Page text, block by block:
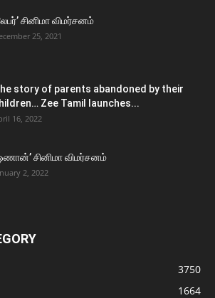
சினிமா விமர்சனம்
25, 2021
story of parents abandoned by their
Zee Tamil launches...
16, 2022
சினிமா விமர்சனம்
2, 2022
3750
1664